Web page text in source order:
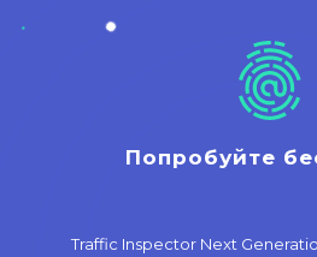
Попробуйте
Traffic Inspector Next